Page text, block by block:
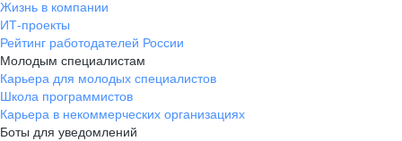
Жизнь в компании
ИТ-проекты
Рейтинг работодателей России
Молодым специалистам
Карьера для молодых специалистов
Школа программистов
Карьера в некоммерческих организациях
Боты для уведомлений